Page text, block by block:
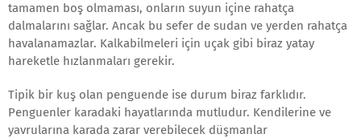
tamamen boş olmaması, onların suyun içine rahatça
dalmalarını sağlar. Ancak bu sefer de sudan ve yerden rahatça
havalanamazlar. Kalkabilmeleri için uçak gibi biraz yatay
hareketle hızlanmaları gerekir.
Tipik bir kuş olan penguende ise durum biraz farklıdır.
Penguenler karadaki hayatlarında mutludur. Kendilerine ve
yavrularına karada zarar verebilecek düşmanlar